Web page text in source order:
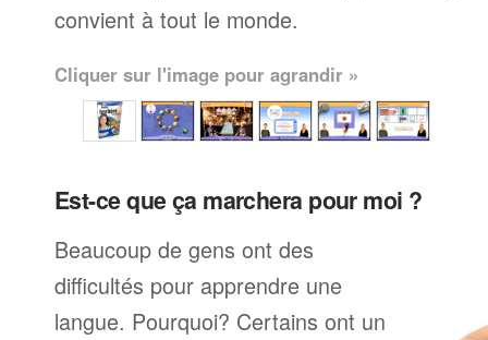
convient à tout le monde.
Cliquer sur l'image pour agrandir »
Est-ce que ça marchera pour moi ?
Beaucoup de gens ont des
difficultés pour apprendre une
langue. Pourquoi? Certains ont un